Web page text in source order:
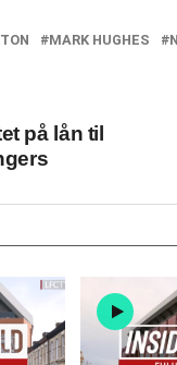
MARK HUGHES
på lån til